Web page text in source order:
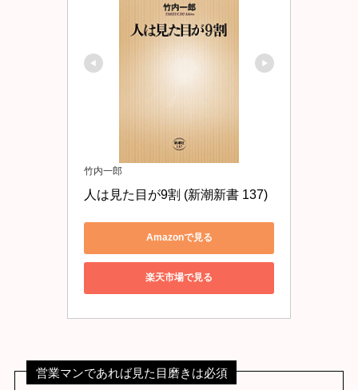
竹内一郎
人は見た目が9割 (新潮新書 137)
Amazonで見る
楽天市場で見る
営業マンであれば見た目磨きは必須